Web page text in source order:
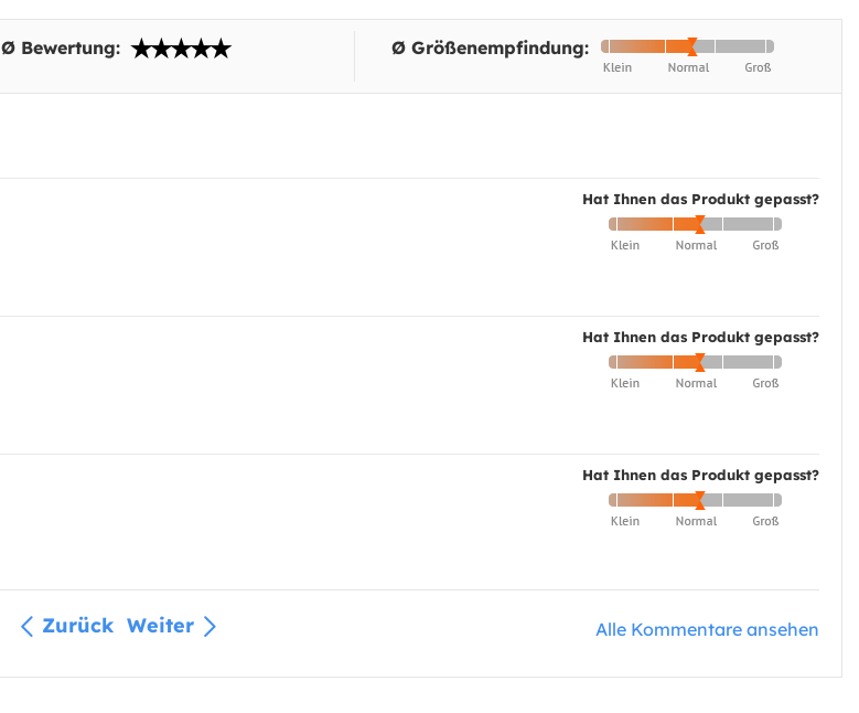
Ø Bewertung: Ø Größenempfindung:
Hat Ihnen das Produkt gepasst?
Hat Ihnen das Produkt gepasst?
Hat Ihnen das Produkt gepasst?
Zurück Weiter Alle Kommentare ansehen